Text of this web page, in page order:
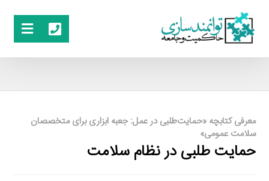
معرفی کتابچه «حمایت‌طلبی در عمل: جعبه ابزاری برای متخصصان
سلامت عمومی»
حمایت طلبی در نظام سلامت